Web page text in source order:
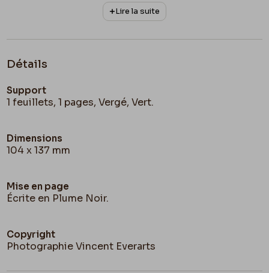
Lire la suite
Détails
Support
1 feuillets, 1 pages, Vergé, Vert.
Dimensions
104 x 137 mm
Mise en page
Écrite en Plume Noir.
Copyright
Photographie Vincent Everarts